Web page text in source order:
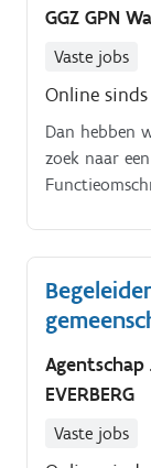
van leven’.
GGZ GPN
Vaste jobs
Online sinds
Dan hebben
zoek naar
EVERBERG
Vaste jobs